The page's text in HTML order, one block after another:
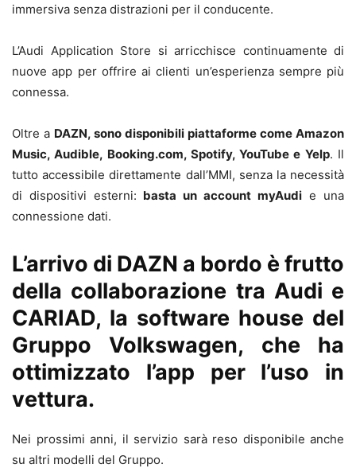
immersiva senza distrazioni per il conducente.
L’Audi Application Store si arricchisce continuamente di
nuove app per offrire ai clienti un’esperienza sempre più
connessa.
Oltre a DAZN, sono disponibili piattaforme come Amazon
Music, Audible, Booking.com, Spotify, YouTube e Yelp. Il
tutto accessibile direttamente dall’MMI, senza la necessità
di dispositivi esterni: basta un account myAudi e una
connessione dati.
L’arrivo di DAZN a bordo è frutto
della collaborazione tra Audi e
CARIAD, la software house del
Gruppo Volkswagen, che ha
ottimizzato l’app per l’uso in
vettura.
Nei prossimi anni, il servizio sarà reso disponibile anche
su altri modelli del Gruppo.